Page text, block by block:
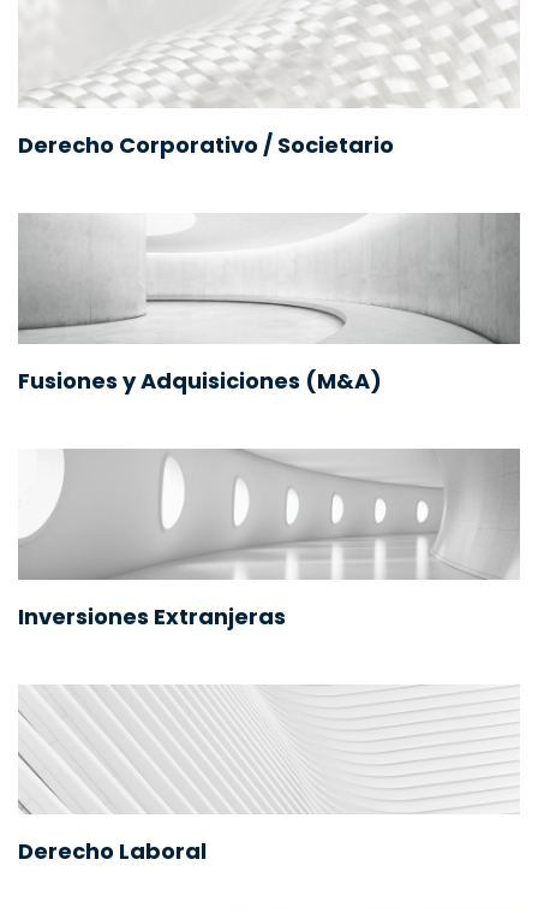
Derecho Corporativo / Societario
Fusiones y Adquisiciones (M&A)
Inversiones Extranjeras
Derecho Laboral